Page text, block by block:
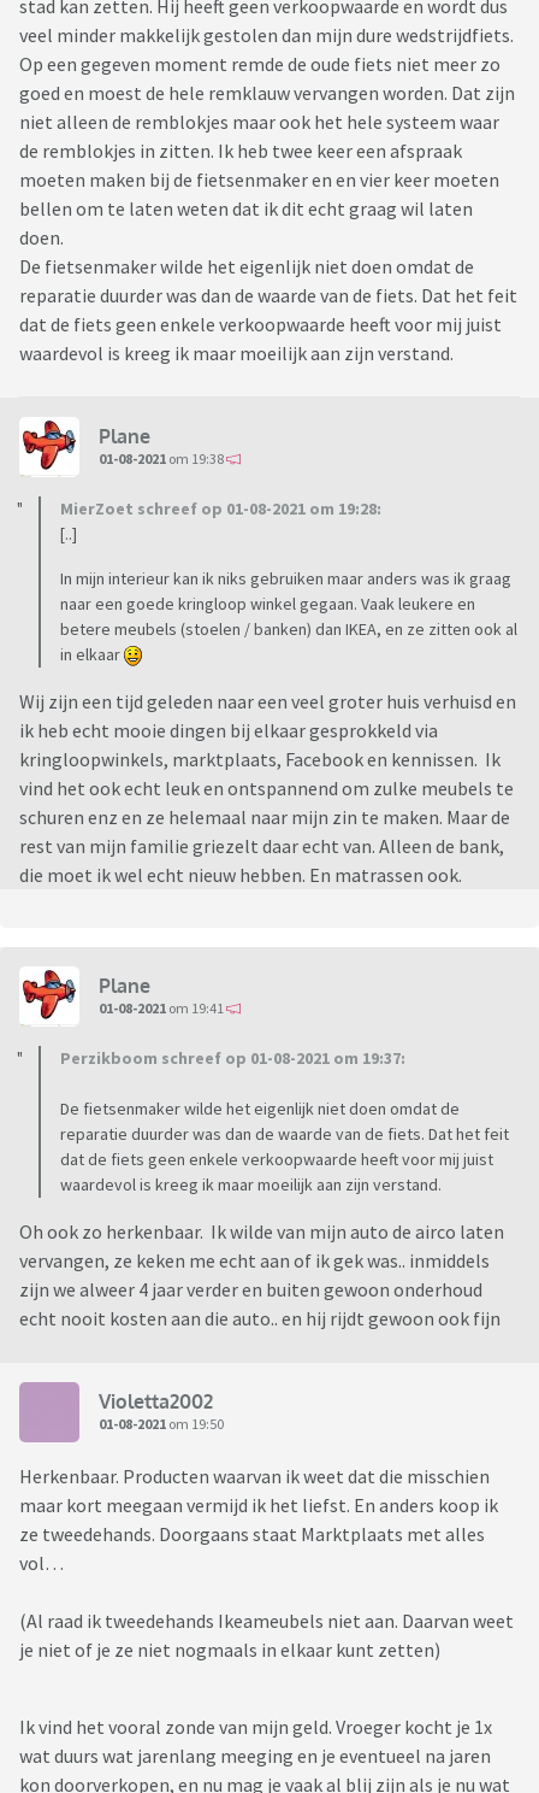
stad kan zetten. Hij heeft geen verkoopwaarde en wordt dus
veel minder makkelijk gestolen dan mijn dure wedstrijdfiets.
Op een gegeven moment remde de oude fiets niet meer zo
goed en moest de hele remklauw vervangen worden. Dat zijn
niet alleen de remblokjes maar ook het hele systeem waar
de remblokjes in zitten. Ik heb twee keer een afspraak
moeten maken bij de fietsenmaker en en vier keer moeten
bellen om te laten weten dat ik dit echt graag wil laten
doen.
De fietsenmaker wilde het eigenlijk niet doen omdat de
reparatie duurder was dan de waarde van de fiets. Dat het feit
dat de fiets geen enkele verkoopwaarde heeft voor mij juist
waardevol is kreeg ik maar moeilijk aan zijn verstand.
Plane
01-08-2021 om 19:38
MierZoet schreef op 01-08-2021 om 19:28:
[..]
In mijn interieur kan ik niks gebruiken maar anders was ik graag
naar een goede kringloop winkel gegaan. Vaak leukere en
betere meubels (stoelen / banken) dan IKEA, en ze zitten ook al
in elkaar
Wij zijn een tijd geleden naar een veel groter huis verhuisd en
ik heb echt mooie dingen bij elkaar gesprokkeld via
kringloopwinkels, marktplaats, Facebook en kennissen. Ik
vind het ook echt leuk en ontspannend om zulke meubels te
schuren enz en ze helemaal naar mijn zin te maken. Maar de
rest van mijn familie griezelt daar echt van. Alleen de bank,
die moet ik wel echt nieuw hebben. En matrassen ook.
Plane
01-08-2021 om 19:41
Perzikboom schreef op 01-08-2021 om 19:37:
De fietsenmaker wilde het eigenlijk niet doen omdat de
reparatie duurder was dan de waarde van de fiets. Dat het feit
dat de fiets geen enkele verkoopwaarde heeft voor mij juist
waardevol is kreeg ik maar moeilijk aan zijn verstand.
Oh ook zo herkenbaar. Ik wilde van mijn auto de airco laten
vervangen, ze keken me echt aan of ik gek was.. inmiddels
zijn we alweer 4 jaar verder en buiten gewoon onderhoud
echt nooit kosten aan die auto.. en hij rijdt gewoon ook fijn
Violetta2002
01-08-2021 om 19:50
Herkenbaar. Producten waarvan ik weet dat die misschien
maar kort meegaan vermijd ik het liefst. En anders koop ik
ze tweedehands. Doorgaans staat Marktplaats met alles
vol…
(Al raad ik tweedehands Ikeameubels niet aan. Daarvan weet
je niet of je ze niet nogmaals in elkaar kunt zetten)
Ik vind het vooral zonde van mijn geld. Vroeger kocht je 1x
wat duurs wat jarenlang meeging en je eventueel na jaren
kon doorverkopen, en nu mag je vaak al blij zijn als je nu wat